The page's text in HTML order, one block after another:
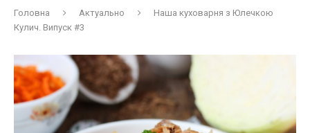
Головна Актуально
Наша куховарня з Юлечкою
Кулич. Випуск #3